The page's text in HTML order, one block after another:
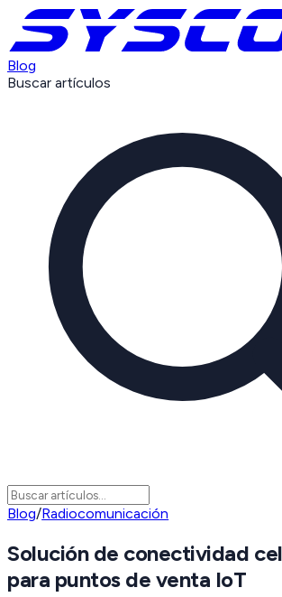
Blog
Buscar artículos
Blog/Radiocomunicación
Solución de conectividad
para puntos de venta IoT